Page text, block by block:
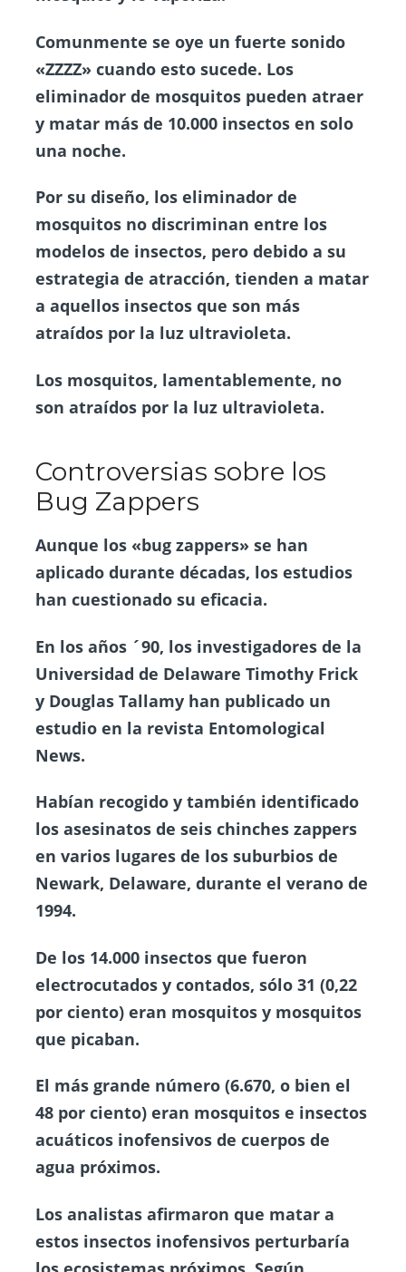
Comunmente se oye un fuerte sonido
«ZZZZ» cuando esto sucede. Los
eliminador de mosquitos pueden atraer
y matar más de 10.000 insectos en solo
una noche.
Por su diseño, los eliminador de
mosquitos no discriminan entre los
modelos de insectos, pero debido a su
estrategia de atracción, tienden a matar
a aquellos insectos que son más
atraídos por la luz ultravioleta.
Los mosquitos, lamentablemente, no
son atraídos por la luz ultravioleta.
Controversias sobre los
Bug Zappers
Aunque los «bug zappers» se han
aplicado durante décadas, los estudios
han cuestionado su eficacia.
En los años ´90, los investigadores de la
Universidad de Delaware Timothy Frick
y Douglas Tallamy han publicado un
estudio en la revista Entomological
News.
Habían recogido y también identificado
los asesinatos de seis chinches zappers
en varios lugares de los suburbios de
Newark, Delaware, durante el verano de
1994.
De los 14.000 insectos que fueron
electrocutados y contados, sólo 31 (0,22
por ciento) eran mosquitos y mosquitos
que picaban.
El más grande número (6.670, o bien el
48 por ciento) eran mosquitos e insectos
acuáticos inofensivos de cuerpos de
agua próximos.
Los analistas afirmaron que matar a
estos insectos inofensivos perturbaría